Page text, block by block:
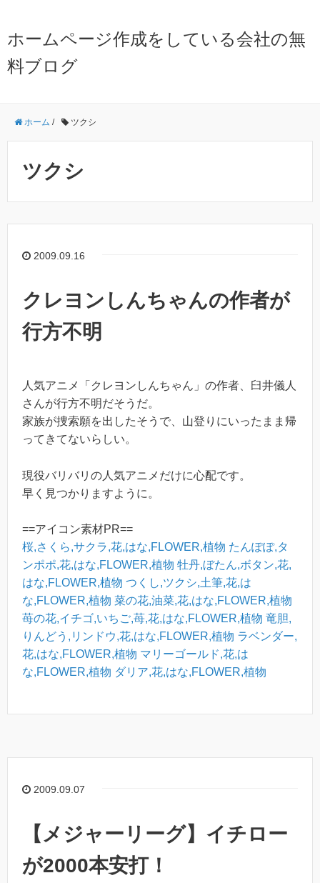
ホームページ作成をしている会社の無
料ブログ
ホーム / ツクシ
ツクシ
2009.09.16
クレヨンしんちゃんの作者が
行方不明
人気アニメ「クレヨンしんちゃん」の作者、臼井儀人
さんが行方不明だそうだ。
家族が捜索願を出したそうで、山登りにいったまま帰
ってきてないらしい。
現役バリバリの人気アニメだけに心配です。
早く見つかりますように。
==アイコン素材PR==
桜,さくら,サクラ,花,はな,FLOWER,植物 たんぽぽ,タ
ンポポ,花,はな,FLOWER,植物 牡丹,ぼたん,ボタン,花,
はな,FLOWER,植物 つくし,ツクシ,土筆,花,は
な,FLOWER,植物 菜の花,油菜,花,はな,FLOWER,植物
苺の花,イチゴ,いちご,苺,花,はな,FLOWER,植物 竜胆,
りんどう,リンドウ,花,はな,FLOWER,植物 ラベンダー,
花,はな,FLOWER,植物 マリーゴールド,花,は
な,FLOWER,植物 ダリア,花,はな,FLOWER,植物
2009.09.07
【メジャーリーグ】イチロー
が2000本安打！